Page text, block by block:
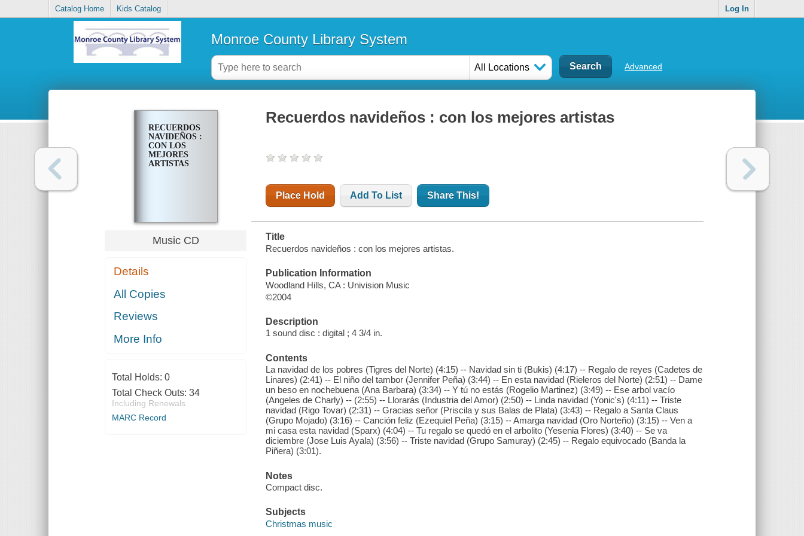
Catalog Home Kids Catalog Log In
Monroe County Library System
All Locations Advanced
RECUERDOS
NAVIDEÑOS :
CON LOS
MEJORES
ARTISTAS
Music CD
Details
All Copies
Reviews
More Info
Total Holds: 0
Total Check Outs: 34
Including Renewals
MARC Record
Recuerdos navideños : con los mejores artistas
Place Hold Add To List Share This!
Title
Recuerdos navideños : con los mejores artistas.
Publication Information
Woodland Hills, CA : Univision Music
©2004
Description
1 sound disc : digital ; 4 3/4 in.
Contents
La navidad de los pobres (Tigres del Norte) (4:15) -- Navidad sin ti (Bukis) (4:17) -- Regalo de reyes (Cadetes de
Linares) (2:41) -- El niño del tambor (Jennifer Peña) (3:44) -- En esta navidad (Rieleros del Norte) (2:51) -- Dame
un beso en nochebuena (Ana Barbara) (3:34) -- Y tú no estás (Rogelio Martinez) (3:49) -- Ese arbol vacío
(Angeles de Charly) -- (2:55) -- Llorarás (Industria del Amor) (2:50) -- Linda navidad (Yonic's) (4:11) -- Triste
navidad (Rigo Tovar) (2:31) -- Gracias señor (Priscila y sus Balas de Plata) (3:43) -- Regalo a Santa Claus
(Grupo Mojado) (3:16) -- Canción feliz (Ezequiel Peña) (3:15) -- Amarga navidad (Oro Norteño) (3:15) -- Ven a
mi casa esta navidad (Sparx) (4:04) -- Tu regalo se quedó en el arbolito (Yesenia Flores) (3:40) -- Se va
diciembre (Jose Luis Ayala) (3:56) -- Triste navidad (Grupo Samuray) (2:45) -- Regalo equivocado (Banda la
Piñera) (3:01).
Notes
Compact disc.
Subjects
Christmas music